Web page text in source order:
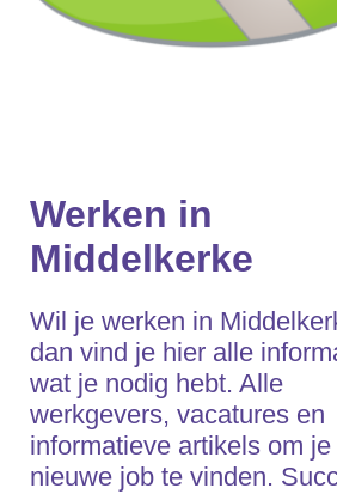
Werken in
Middelkerke
Wil je werken in
dan vind je hier alle
wat je nodig hebt. Alle
werkgevers, vacatures en
informatieve artikels om je
nieuwe job te vinden.